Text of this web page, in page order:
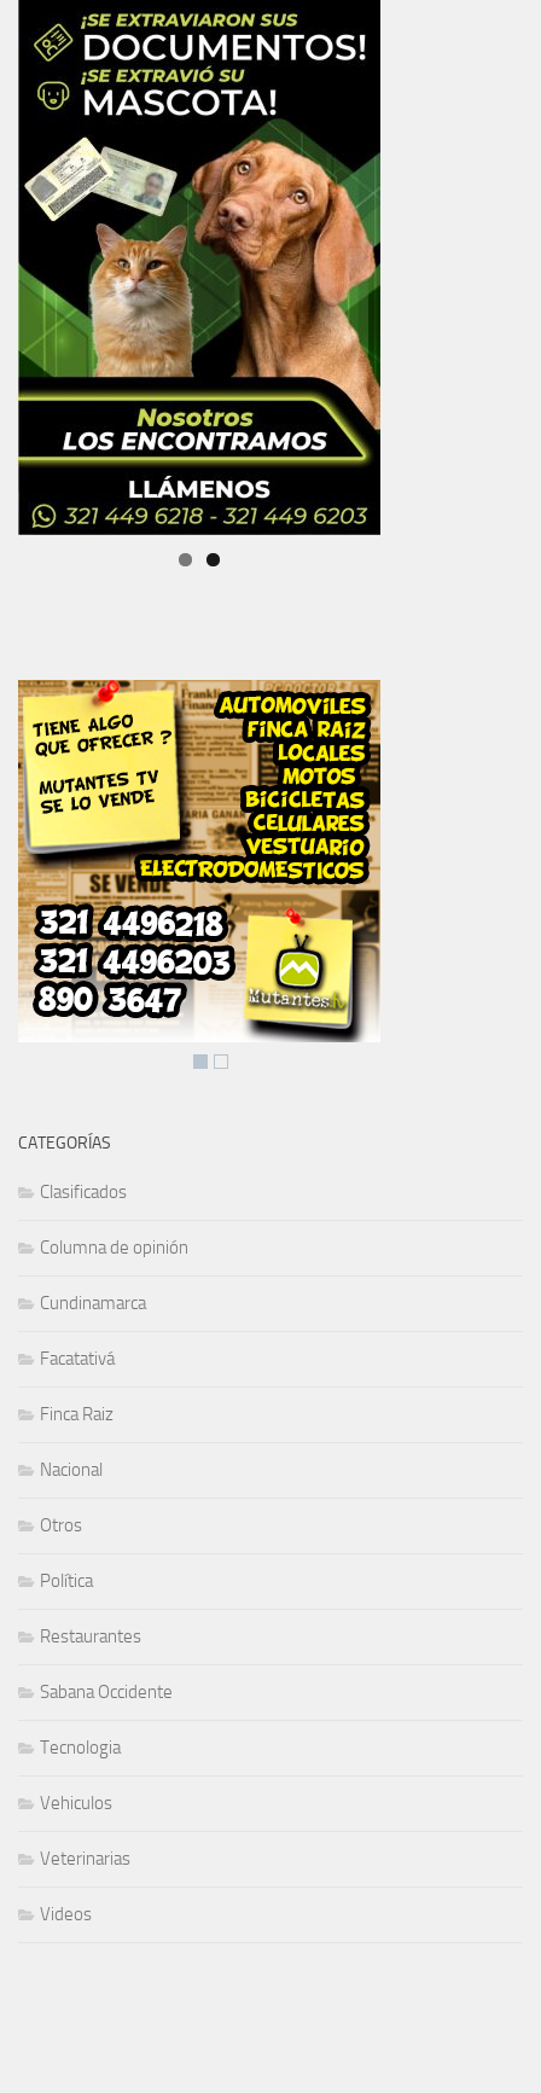
CATEGORÍAS
Clasificados
Columna de opinión
Cundinamarca
Facatativá
Finca Raiz
Nacional
Otros
Política
Restaurantes
Sabana Occidente
Tecnologia
Vehiculos
Veterinarias
Videos